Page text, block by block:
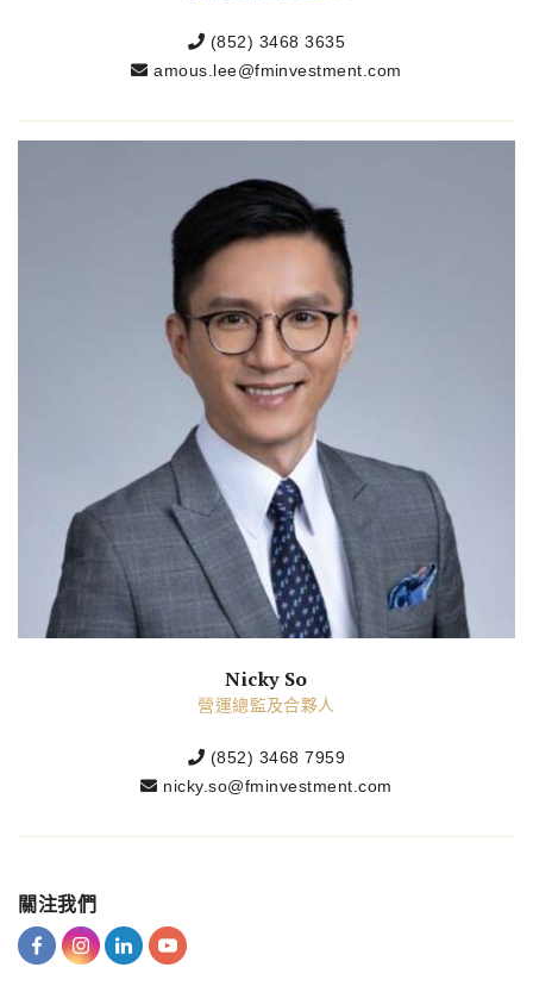
(852) 3468 3635
amous.lee@fminvestment.com
Nicky So
營運總監及合夥人
(852) 3468 7959
nicky.so@fminvestment.com
關注我們